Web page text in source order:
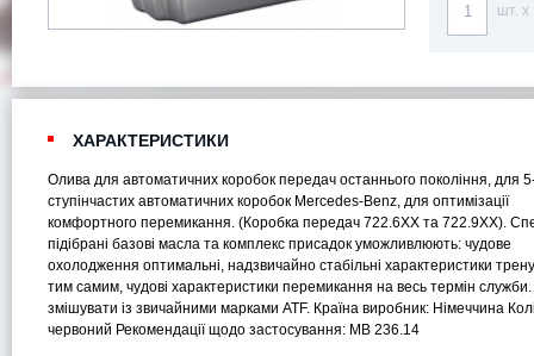
шт. x
ХАРАКТЕРИСТИКИ
Олива для автоматичних коробок передач останнього покоління, для
ступінчастих автоматичних коробок Mercedes-Benz, для оптимізації
комфортного перемикання. (Коробка передач 722.6XX та 722.9XX).
підібрані базові масла та комплекс присадок уможливлюють: чудове
охолодження оптимальні, надзвичайно стабільні характеристики
тим самим, чудові характеристики перемикання на весь термін
змішувати із звичайними марками ATF. Країна виробник: Німеччина
червоний Рекомендації щодо застосування: MB 236.14